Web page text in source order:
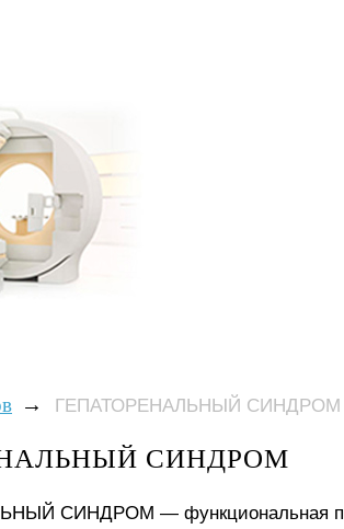
→ ГЕПАТОРЕНАЛЬНЫЙ СИНДРОМ
СИНДРОМ
СИНДРОМ — функциональная